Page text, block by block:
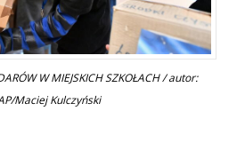
W MIEJSKICH SZKOŁACH / autor:
Maciej Kulczyński